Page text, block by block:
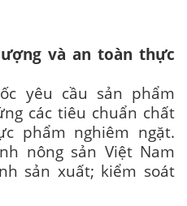
và an toàn thực
yêu cầu sản phẩm
các tiêu chuẩn chất
phẩm nghiêm ngặt.
nông sản Việt Nam
sản xuất; kiểm soát